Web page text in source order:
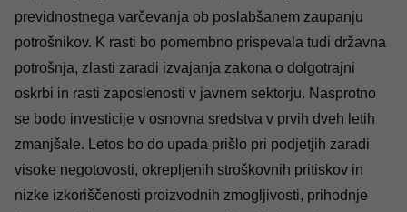
previdnostnega varčevanja ob poslabšanem zaupanju
potrošnikov. K rasti bo pomembno prispevala tudi državna
potrošnja, zlasti zaradi izvajanja zakona o dolgotrajni
oskrbi in rasti zaposlenosti v javnem sektorju. Nasprotno
se bodo investicije v osnovna sredstva v prvih dveh letih
zmanjšale. Letos bo do upada prišlo pri podjetjih zaradi
visoke negotovosti, okrepljenih stroškovnih pritiskov in
nizke izkoriščenosti proizvodnih zmogljivosti, prihodnje